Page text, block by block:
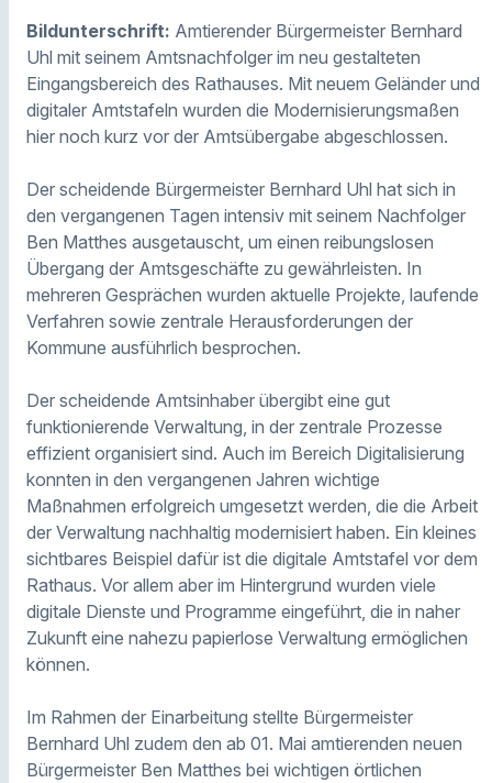
Bildunterschrift: Amtierender Bürgermeister Bernhard
Uhl mit seinem Amtsnachfolger im neu gestalteten
Eingangsbereich des Rathauses. Mit neuem Geländer und
digitaler Amtstafeln wurden die Modernisierungsmaßen
hier noch kurz vor der Amtsübergabe abgeschlossen.
Der scheidende Bürgermeister Bernhard Uhl hat sich in
den vergangenen Tagen intensiv mit seinem Nachfolger
Ben Matthes ausgetauscht, um einen reibungslosen
Übergang der Amtsgeschäfte zu gewährleisten. In
mehreren Gesprächen wurden aktuelle Projekte, laufende
Verfahren sowie zentrale Herausforderungen der
Kommune ausführlich besprochen.
Der scheidende Amtsinhaber übergibt eine gut
funktionierende Verwaltung, in der zentrale Prozesse
effizient organisiert sind. Auch im Bereich Digitalisierung
konnten in den vergangenen Jahren wichtige
Maßnahmen erfolgreich umgesetzt werden, die die Arbeit
der Verwaltung nachhaltig modernisiert haben. Ein kleines
sichtbares Beispiel dafür ist die digitale Amtstafel vor dem
Rathaus. Vor allem aber im Hintergrund wurden viele
digitale Dienste und Programme eingeführt, die in naher
Zukunft eine nahezu papierlose Verwaltung ermöglichen
können.
Im Rahmen der Einarbeitung stellte Bürgermeister
Bernhard Uhl zudem den ab 01. Mai amtierenden neuen
Bürgermeister Ben Matthes bei wichtigen örtlichen